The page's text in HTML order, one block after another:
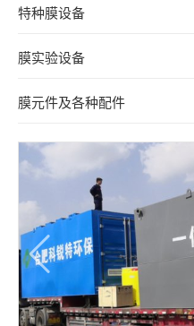
特种膜设备
膜实验设备
膜元件及各种配件